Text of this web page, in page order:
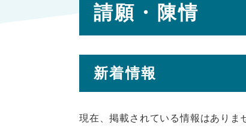
請願・陳情
新着情報
現在、掲載されている情報はありま